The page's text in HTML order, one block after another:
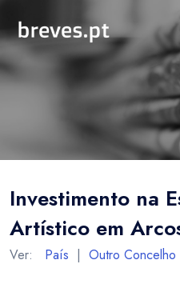
Notícias
Concelhos Vizinhos
Distrito
Sobre
Funcionalidades
As nossas Fontes
Investimento na
Artístico em
Ver: País | Outro Concelho